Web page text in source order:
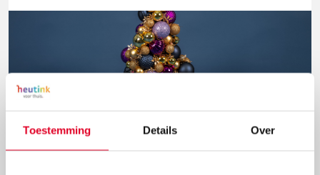
Toestemming Details Over